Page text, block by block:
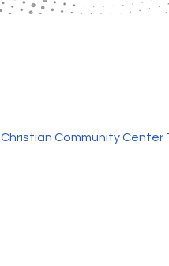
Christian Community Center